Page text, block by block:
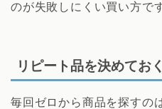
のが失敗しにくい買い方で
リピート品を決めてお
毎回ゼロから商品を探すの